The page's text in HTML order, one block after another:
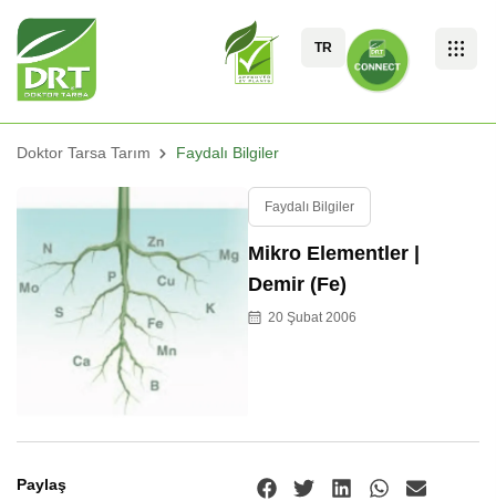
TR
Doktor Tarsa Tarım Faydalı Bilgiler
Faydalı Bilgiler
Mikro Elementler |
Demir (Fe)
20 Şubat 2006
Paylaş